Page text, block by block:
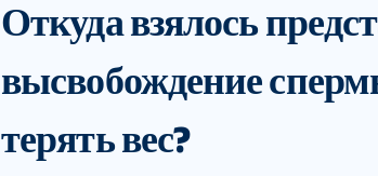
Откуда взялось
высвобождение
терять вес?